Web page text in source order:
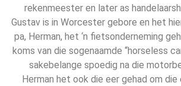
rekenmeester en later as
Gustav is in Worcester gebore en het
pa, Herman, het ‘n fietsonderneming
koms van die sogenaamde “horseless
sakebelange spoedig na die
Herman het ook die eer gehad om